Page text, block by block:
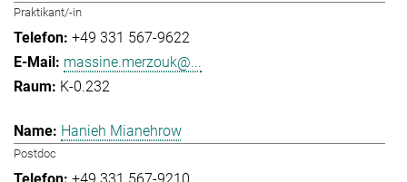
Praktikant/-in
+49 331 567-9622
massine.merzouk@...
K-0.232
Hanieh Mianehrow
Postdoc